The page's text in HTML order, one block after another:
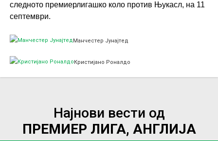
следното премиерлигашко коло против Њукасл, на 11
септември.
Манчестер Јунајтед
Кристијано Роналдо
Најнови вести од
ПРЕМИЕР ЛИГА, АНГЛИЈА